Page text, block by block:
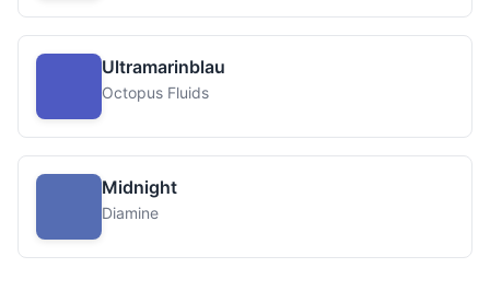
Ultramarinblau
Octopus Fluids
Midnight
Diamine